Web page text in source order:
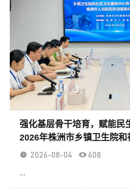
强化基层骨干培育，赋能
2026年株洲市乡镇卫生院和
骨干人员培训班在市人民医
2026-08-04 608
...